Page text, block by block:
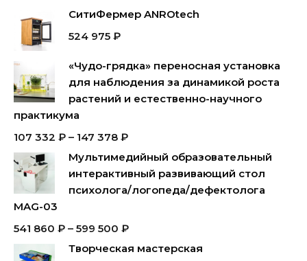
СитиФермер ANROtech
524 975 ₽
«Чудо-грядка» переносная установка
для наблюдения за динамикой роста
растений и естественно-научного
практикума
107 332 ₽ – 147 378 ₽
Мультимедийный образовательный
интерактивный развивающий стол
психолога/логопеда/дефектолога
MAG-03
541 860 ₽ – 599 500 ₽
Творческая мастерская